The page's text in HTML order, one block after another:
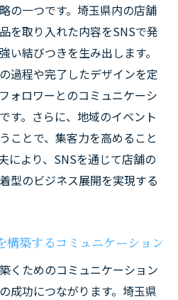
の一つです。埼玉県内の店舗
を取り入れた内容をSNSで発
い結びつきを生み出します。
過程や完了したデザインを定
ォロワーとのコミュニケーシ
す。さらに、地域のイベント
ことで、集客力を高めること
により、SNSを通じて店舗の
型のビジネス展開を実現する
構築するコミュニケーション
くためのコミュニケーション
成功につながります。埼玉県